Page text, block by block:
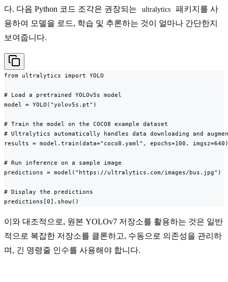
다. 다음 Python 코드 조각은 권장되는
ultralytics
패키지를 사
용하여 모델을 로드, 학습 및 추론하는 것이 얼마나 간단한지
보여줍니다.
from ultralytics import YOLO
# Load a pretrained YOLOv5s model
model = YOLO("yolov5s.pt")
# Train the model on the COCO8 example dataset
# Ultralytics automatically handles data downloading and
results = model.train(data="coco8.yaml", epochs=100, imgsz=640)
# Run inference on a sample image
predictions = model("https://ultralytics.com/images/bus.jpg")
# Display the predictions
predictions[0].show()
이와 대조적으로, 원본 YOLOv7 저장소를 활용하는 것은 일반
적으로 복잡한 저장소를 클론하고, 수동으로 의존성을 관리하
며, 긴 명령줄 인수를 사용해야 합니다.